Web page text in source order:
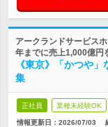
アークランドサービス
年までに売上1,000億円
《東京》「かつや
集
正社員 業種未経験OK
情報更新日：2026/07/03